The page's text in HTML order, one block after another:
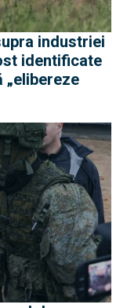
industriei
identificate
„elibereze